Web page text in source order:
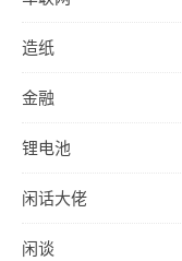
造纸
金融
锂电池
闲话大佬
闲谈